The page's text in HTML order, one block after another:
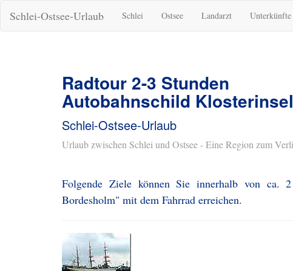
Schlei-Ostsee-Urlaub Schlei Ostsee Landarzt Unterkünfte
Radtour 2-3 Stunden
Autobahnschild
Schlei-Ostsee-Urlaub
Urlaub zwischen Schlei und Ostsee - Eine Region zum
Folgende Ziele können Sie innerhalb von ca.
Bordesholm" mit dem Fahrrad erreichen.